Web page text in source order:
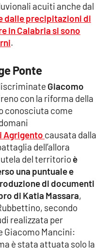
acuiti anche dal
dalle precipitazioni di
in Calabria si sono
.
Ponte
Giacomo
con la riforma della
conosciuta come
Agrigento causata dalla
dell’allora
del territorioè
una puntuale e
di documenti
di Katia Massara,
secondo
realizzata per
Giacomo Mancini:
è stata attuata solo la